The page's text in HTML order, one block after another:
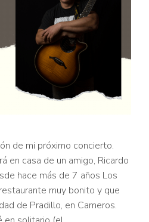
de mi próximo concierto.
en casa de un amigo, Ricardo
hace más de 7 años Los
muy bonito y que
de Pradillo, en Cameros.